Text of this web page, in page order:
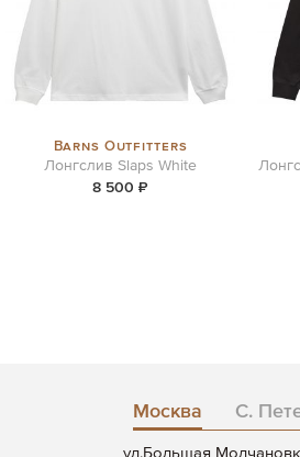
Barns Outfitters
Лонгслив Slaps White
8 500 ₽
Москва С.
ул.Большая